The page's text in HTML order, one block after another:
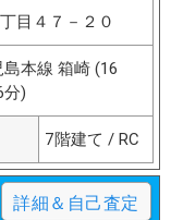
目４７－２０
本線 箱崎 (16
)
7階建て / RC
詳細＆自己査定